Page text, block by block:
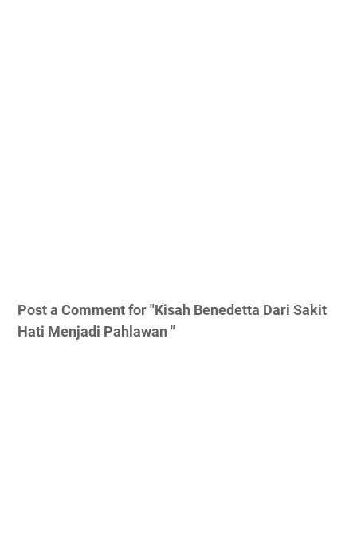
Post a Comment for "Kisah Benedetta Dari Sakit
Hati Menjadi Pahlawan "